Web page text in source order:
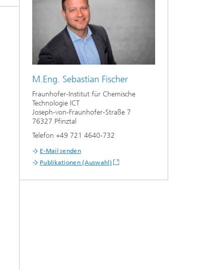
M.Eng. Sebastian Fischer
Fraunhofer-Institut für Chemische
Technologie ICT
Joseph-von-Fraunhofer-Straße 7
76327 Pfinztal
Telefon +49 721 4640-732
E-Mail senden
Publikationen (Auswahl)